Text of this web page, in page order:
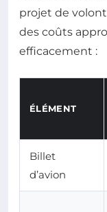
projet de
des coûts
efficacement :
ÉLÉMENT
Billet
d’avion